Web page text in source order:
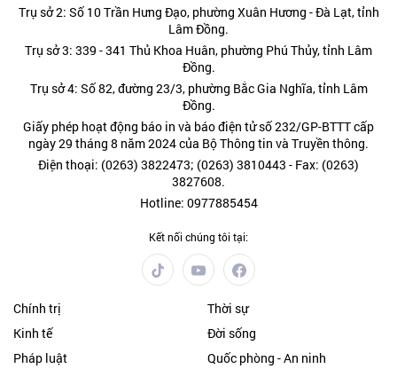
Trụ sở 2: Số 10 Trần Hưng Đạo, phường Xuân Hương - Đà Lạt, tỉnh
Lâm Đồng.
Trụ sở 3: 339 - 341 Thủ Khoa Huân, phường Phú Thủy, tỉnh Lâm
Đồng.
Trụ sở 4: Số 82, đường 23/3, phường Bắc Gia Nghĩa, tỉnh Lâm
Đồng.
Giấy phép hoạt động báo in và báo điện tử số 232/GP-BTTT cấp
ngày 29 tháng 8 năm 2024 của Bộ Thông tin và Truyền thông.
Điện thoại: (0263) 3822473; (0263) 3810443 - Fax: (0263)
3827608.
Hotline: 0977885454
Kết nối chúng tôi tại:
Chính trị
Thời sự
Kinh tế
Đời sống
Pháp luật
Quốc phòng - An ninh